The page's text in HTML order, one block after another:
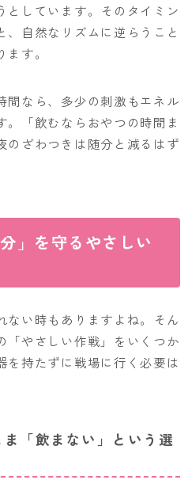
としています。そのタイミン
、自然なリズムに逆らうこと
す。
間なら、多少の刺激もエネル
。「飲むならおやつの時間ま
のざわつきは随分と減るはず
」を守るやさしい
ない時もありますよね。そん
「やさしい作戦」をいくつか
を持たずに戦場に行く必要は
「飲まない」という選